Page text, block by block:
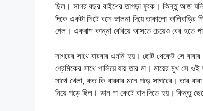
ছিল। সাগর বছর বাইশের তাগড়া যুবক। কিন্তু আজ
দিকে একটা সিটে বসে জালনা দিয়ে তাকালো
গেল। একরাশ কান্না বেরিয়ে আসতে চেয়েও বের হতে
সাগরের সাথে বারবার এমনি হয়। ছোট থেকেই সে
প্রেমিকের সাথে পালিয়ে যায় তার মা। মায়ের মুখ সে
সাথে খেলা, কত কি বারবার মনে পড়ে সাগরের। তার
নিয়ে পড়ে ছিল। ডান পা কেটে বাদ দিতে হয়। কিন্তু